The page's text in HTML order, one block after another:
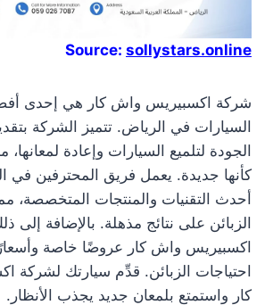
Source: sollystars.online
شركة اكسبيريس واش كار هي إحدى
السيارات في الرياض. تتميز الشركة
الجودة لتلميع السيارات وإعادة لمعانها،
كأنها جديدة. يعمل فريق المحترفين في
أحدث التقنيات والمنتجات
الزبائن على نتائج مذهلة. بالإضافة إلى
اكسبيريس واش كار عروضًا خاصة وأسعارًا
احتياجات الزبائن. قدِّم سيارتك لشركة
كار واستمتع بلمعان جديد يجذب الأنظار.